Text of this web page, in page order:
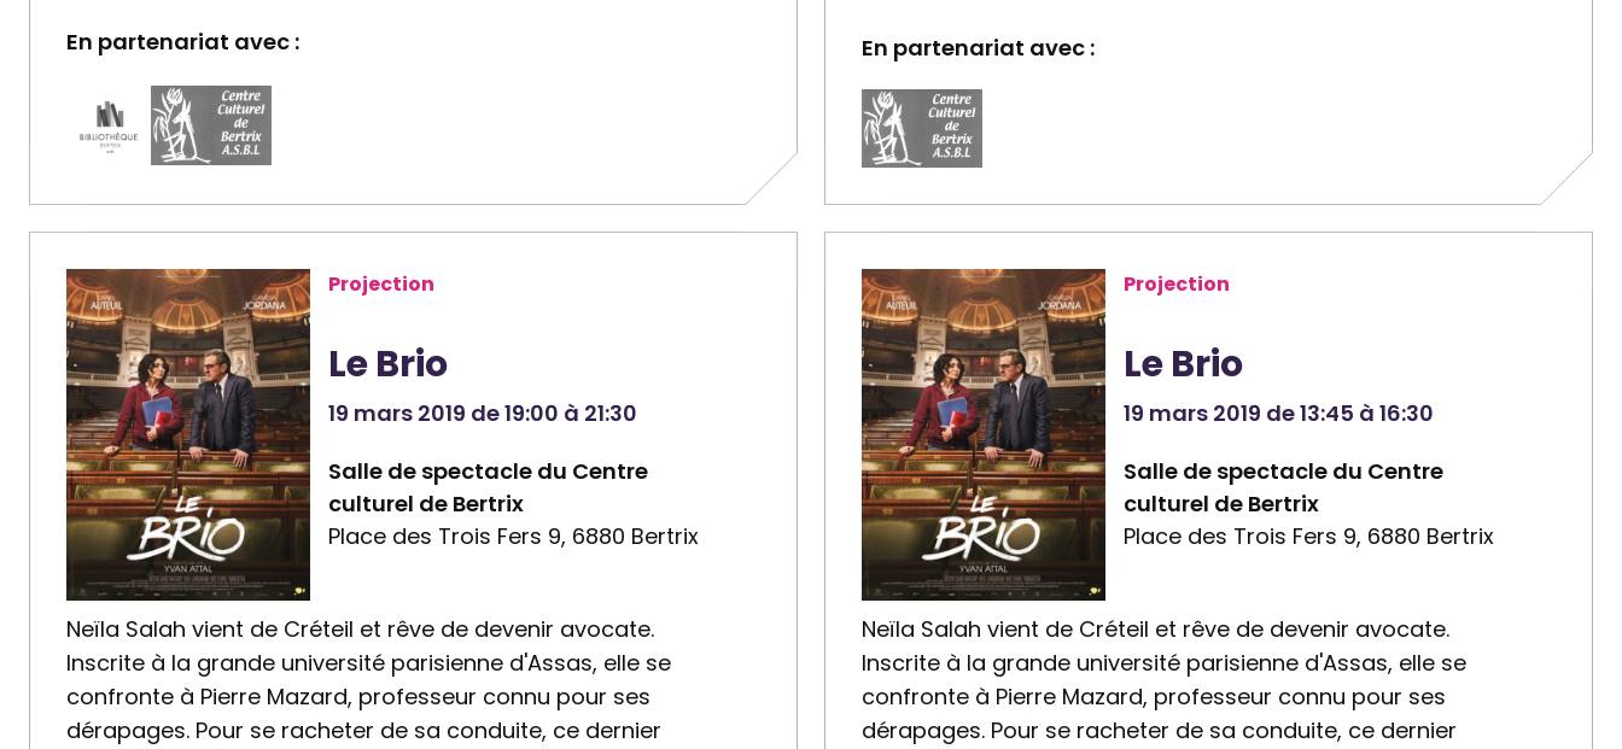
En partenariat avec :
t
e
n
a
i
r
e
:
B
i
b
i
o
t
h
è
P
a
r
t
e
n
a
i
r
e
:
C
e
n
t
r
e
c
u
l
En partenariat avec :
P
a
r
t
e
n
a
i
r
e
:
C
e
n
r
e
c
u
Projection
Le Brio
19 mars 2019 de 19:00 à 21:30
Salle de spectacle du Centre
culturel de Bertrix
Place des Trois Fers 9, 6880 Bertrix
Neïla Salah vient de Créteil et rêve de devenir avocate.
Inscrite à la grande université parisienne d'Assas, elle se
confronte à Pierre Mazard, professeur connu pour ses
dérapages. Pour se racheter de sa conduite, ce dernier
Projection
Le Brio
19 mars 2019 de 13:45 à 16:30
Salle de spectacle du Centre
culturel de Bertrix
Place des Trois Fers 9, 6880 Bertrix
Neïla Salah vient de Créteil et rêve de devenir avocate.
Inscrite à la grande université parisienne d'Assas, elle se
confronte à Pierre Mazard, professeur connu pour ses
dérapages. Pour se racheter de sa conduite, ce dernier